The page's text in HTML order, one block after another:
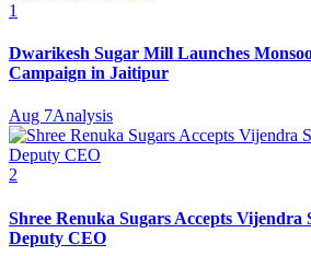
1
Dwarikesh Sugar Mill Launches
Campaign in Jaitipur
Aug 7Analysis
2
Shree Renuka Sugars Accepts Vijendra
Deputy CEO